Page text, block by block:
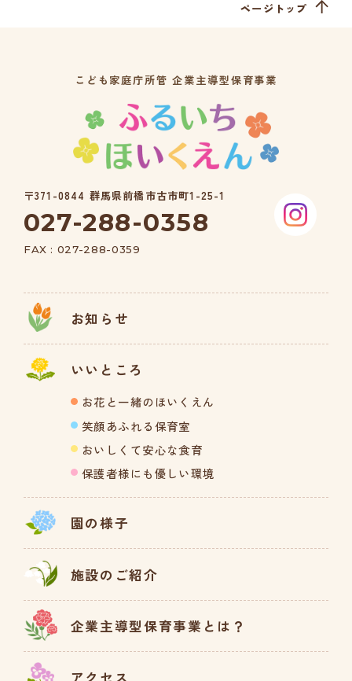
ページトップ
こども家庭庁所管 企業主導型保育事業
〒371-0844 群馬県前橋市古市町1-25-1
027-288-0358
FAX : 027-288-0359
お知らせ
いいところ
お花と一緒のほいくえん
笑顔あふれる保育室
おいしくて安心な食育
保護者様にも優しい環境
園の様子
施設のご紹介
企業主導型保育事業とは？